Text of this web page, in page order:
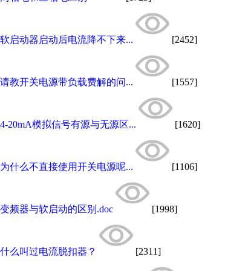
软启动器启动后电流降不下来... [2452]
请教开关电源带负载费解的问... [1557]
4-20mA模拟信号有源与无源区... [1620]
为什么不直接使用开关电源呢... [1106]
变频器与软启动的区别.doc [1998]
什么叫过电流脱扣器？ [2311]